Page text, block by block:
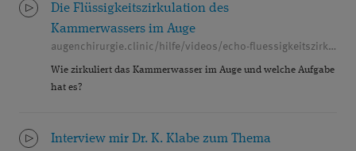
Die Flüssigkeitszirkulation des
Kammerwassers im Auge
augenchirurgie.clinic/hilfe/videos/echo-fluessigkeitszirkulation
Wie zirkuliert das Kammerwasser im Auge und welche Aufgabe
hat es?
Interview mir Dr. K. Klabe zum Thema